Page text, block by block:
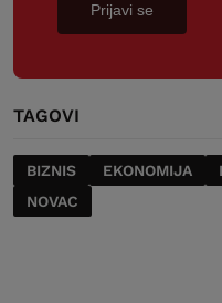
Prijavi se
TAGOVI
BIZNIS EKONOMIJA
NOVAC